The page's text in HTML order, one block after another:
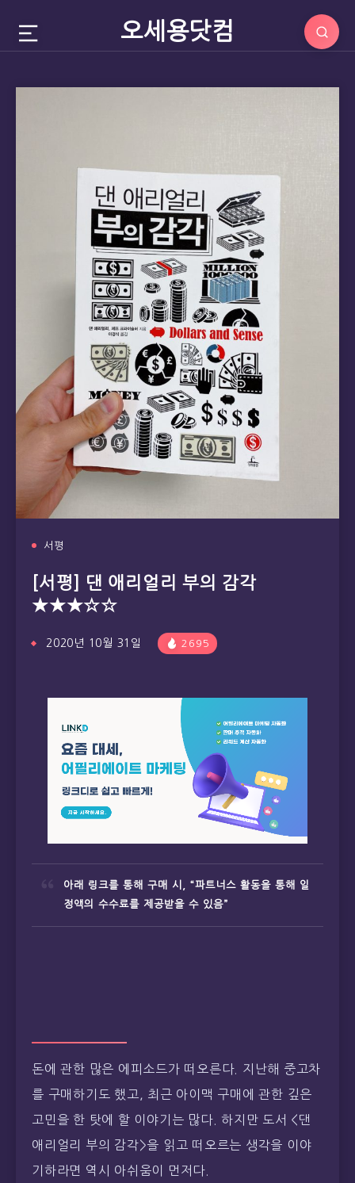
오세용닷컴
서평
[서평] 댄 애리얼리 부의 감각
★★★☆☆
2020년 10월 31일 2695
아래 링크를 통해 구매 시, “파트너스 활동을 통해 일
정액의 수수료를 제공받을 수 있음”
돈에 관한 많은 에피소드가 떠오른다. 지난해 중고차
를 구매하기도 했고, 최근 아이맥 구매에 관한 깊은
고민을 한 탓에 할 이야기는 많다. 하지만 도서 <댄
애리얼리 부의 감각>을 읽고 떠오르는 생각을 이야
기하라면 역시 아쉬움이 먼저다.